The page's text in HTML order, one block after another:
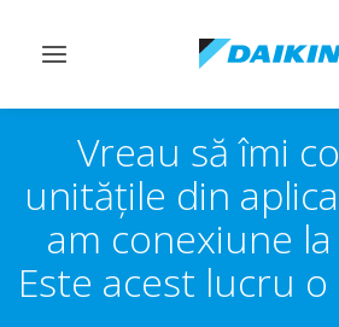
Comutare
Vreau să îmi
unitățile din
am conexiune
Este acest lucru